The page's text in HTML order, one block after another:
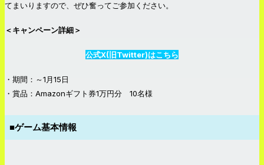
てまいりますので、ぜひ奮ってご参加ください。
＜キャンペーン詳細＞
公式X(旧Twitter)はこちら
・期間：～1月15日
・賞品：Amazonギフト券1万円分 10名様
■ゲーム基本情報